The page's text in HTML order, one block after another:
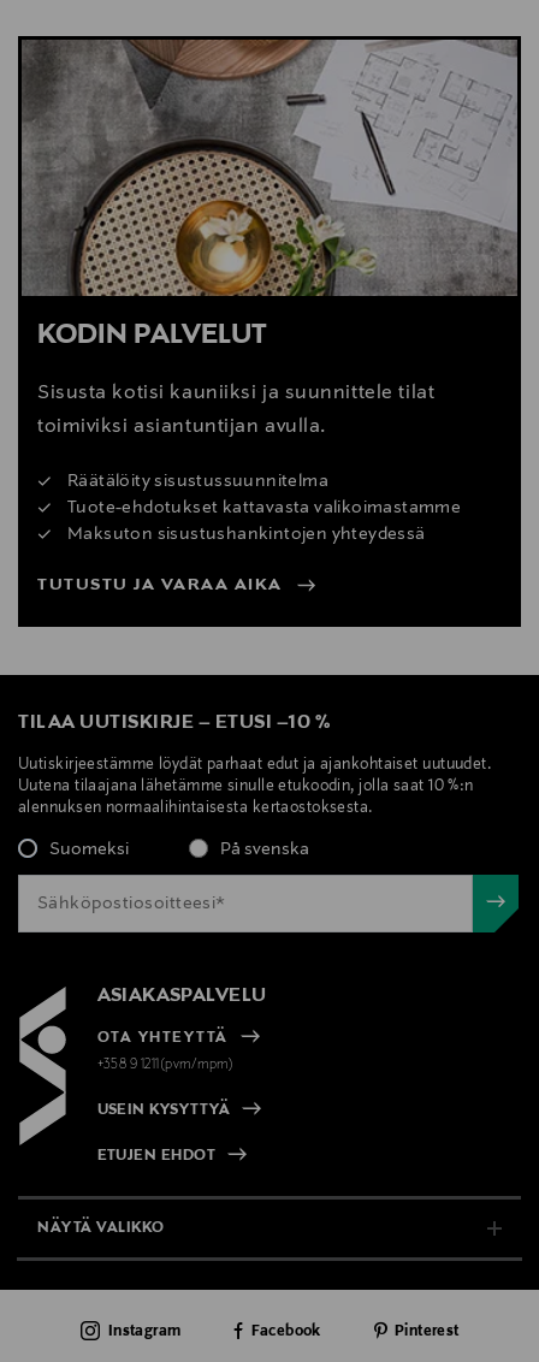
KATSO SISUSTUSVINKIT
KODIN PALVELUT
Sisusta kotisi kauniiksi ja suunnittele tilat
toimiviksi asiantuntijan avulla.
Räätälöity sisustussuunnitelma
Tuote-ehdotukset kattavasta valikoimastamme
Maksuton sisustushankintojen yhteydessä
TUTUSTU JA VARAA AIKA
TILAA UUTISKIRJE – ETUSI –10 %
Uutiskirjeestämme löydät parhaat edut ja ajankohtaiset uutuudet.
Uutena tilaajana lähetämme sinulle etukoodin, jolla saat 10 %:n
alennuksen normaalihintaisesta kertaostoksesta.
Suomeksi På svenska
ASIAKASPALVELU
OTA YHTEYTTÄ
+358 9 1211(pvm/mpm)
USEIN KYSYTTYÄ
ETUJEN EHDOT
NÄYTÄ VALIKKO
AJANKOHTAISTA
Instagram Facebook Pinterest